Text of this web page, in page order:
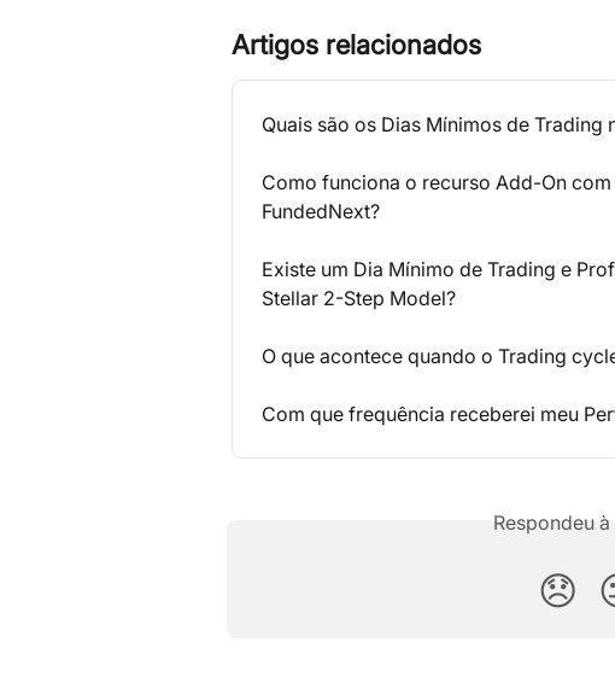
Artigos relacionados
Quais são os Dias Mínimos de Trading
Como funciona o recurso Add-On
FundedNext?
Existe um Dia Mínimo de Trading e
Stellar 2-Step Model?
O que acontece quando o Trading
Com que frequência receberei meu
Respondeu
😞